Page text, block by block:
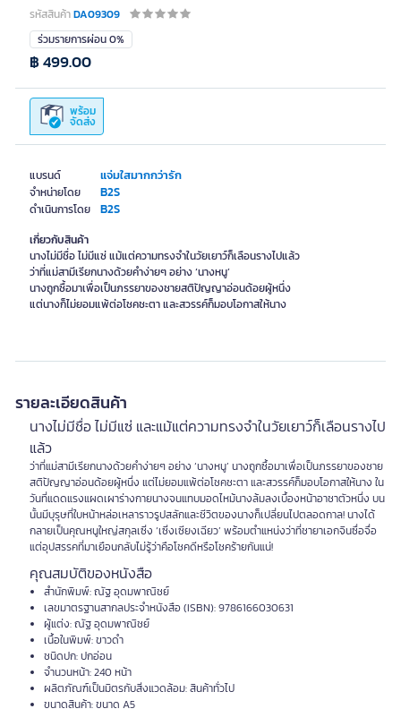
รหัสสินค้าDA09309
แบรนด์ แจ่มใสมากกว่ารัก
จำหน่ายโดย B2S
ดำเนินการโดย B2S
ร่วมรายการผ่อน 0%
พร้อม
จัดส่ง
฿ 499.00
เกี่ยวกับสินค้า
นางไม่มีชื่อ ไม่มีแซ่ แม้แต่ความทรงจำในวัยเยาว์ก็เลือนรางไปแล้ว
ว่าที่แม่สามีเรียกนางด้วยคำง่ายๆ อย่าง ‘นางหนู’
นางถูกซื้อมาเพื่อเป็นภรรยาของชายสติปัญญาอ่อนด้อยผู้หนึ่ง
รายละเอียดสินค้า
นางไม่มีชื่อ ไม่มีแซ่ และแม้แต่ความทรงจำในวัยเยาว์ก็เลือนรางไป
แล้ว
ว่าที่แม่สามีเรียกนางด้วยคำง่ายๆ อย่าง ‘นางหนู’ นางถูกซื้อมาเพื่อเป็นภรรยาของชาย
สติปัญญาอ่อนด้อยผู้หนึ่ง แต่ไม่ยอมแพ้ต่อโชคชะตา และสวรรค์ก็มอบโอกาสให้นาง ใน
วันที่แดดแรงแผดเผาร่างกายนางจนแทบมอดไหม้นางล้มลงเบื้องหน้าอาชาตัวหนึ่ง บน
นั้นมีบุรุษที่ใบหน้าหล่อเหลาราวรูปสลักและชีวิตของนางก็เปลี่ยนไปตลอดกาล! นางได้
กลายเป็นคุณหนูใหญ่สกุลเซิ่ง ‘เซิ่งเซียงเฉียว’ พร้อมตำแหน่งว่าที่ชายาเอกจินซื่อจื่อ
แต่อุปสรรคที่มาเยือนกลับไม่รู้ว่าคือโชคดีหรือโชคร้ายกันแน่!
คุณสมบัติของหนังสือ
สำนักพิมพ์: ณัฐ อุดมพาณิชย์
เลขมาตรฐานสากลประจำหนังสือ (ISBN): 9786166030631
ผู้แต่ง: ณัฐ อุดมพาณิชย์
เนื้อในพิมพ์: ขาวดำ
ชนิดปก: ปกอ่อน
จำนวนหน้า: 240 หน้า
ผลิตภัณฑ์เป็นมิตรกับสิ่งแวดล้อม: สินค้าทั่วไป
ขนาดสินค้า: ขนาด A5